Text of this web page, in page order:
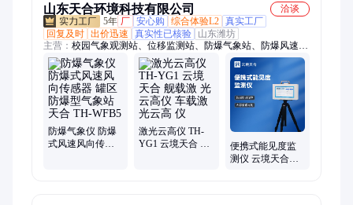
山东天合环境科技有限公司
洽谈
5年 厂 安心购 综合体验L2 真实工厂
回复及时 出价迅速 真实性已核验
山东潍坊
主营： 校园气象观测站、位移监测站、防爆气象站、防爆风速风
向仪、雨量监测设备、气象监测站、水质在线监测仪、gnss位移
监测站、自动气象站、农业气象站、小型气象站、校园气象站、
手持气象站、超声波气象站、车载气象站、便携式气象站、微型
气象仪、土壤墒情监测站、非洲猪瘟检测仪、负氧离子监测站、
水位监测站、农业四情监测站、化工厂防爆气象站、泵吸式扬尘
检测仪、网格化空气微站
防爆气象仪 防爆
式风速风向传感
激光云高仪 TH-
YG1 云境天合 舰
便携式能见度监
测仪 云境天合